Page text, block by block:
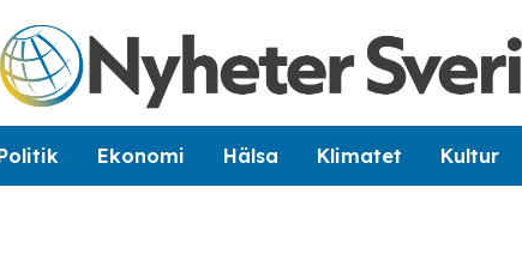
Ekonomi Hälsa Klimatet Kultur